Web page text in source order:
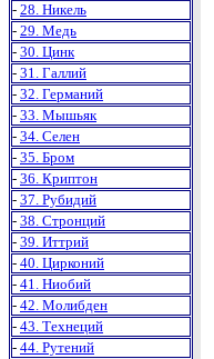
- 28. Никель
- 29. Медь
- 30. Цинк
- 31. Галлий
- 32. Германий
- 33. Мышьяк
- 34. Селен
- 35. Бром
- 36. Криптон
- 37. Рубидий
- 38. Стронций
- 39. Иттрий
- 40. Цирконий
- 41. Ниобий
- 42. Молибден
- 43. Технеций
- 44. Рутений